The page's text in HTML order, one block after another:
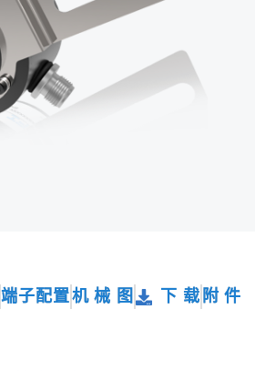
端子配置机 械 图 下 载 附 件